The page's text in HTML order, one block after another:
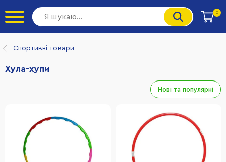
0
Спортивні товари
Хула-хупи
Нові та популярні